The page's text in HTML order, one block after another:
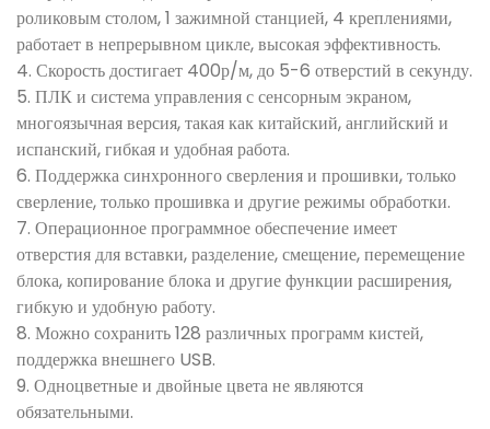
роликовым столом, 1 зажимной станцией, 4 креплениями,
работает в непрерывном цикле, высокая эффективность.
4. Скорость достигает 400р/м, до 5-6 отверстий в секунду.
5. ПЛК и система управления с сенсорным экраном,
многоязычная версия, такая как китайский, английский и
испанский, гибкая и удобная работа.
6. Поддержка синхронного сверления и прошивки, только
сверление, только прошивка и другие режимы обработки.
7. Операционное программное обеспечение имеет
отверстия для вставки, разделение, смещение, перемещение
блока, копирование блока и другие функции расширения,
гибкую и удобную работу.
8. Можно сохранить 128 различных программ кистей,
поддержка внешнего USB.
9. Одноцветные и двойные цвета не являются
обязательными.